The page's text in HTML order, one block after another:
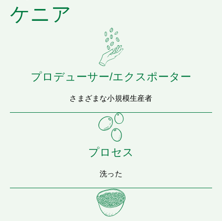
ケニア
プロデューサー/エクスポーター
さまざまな小規模生産者
プロセス
洗った